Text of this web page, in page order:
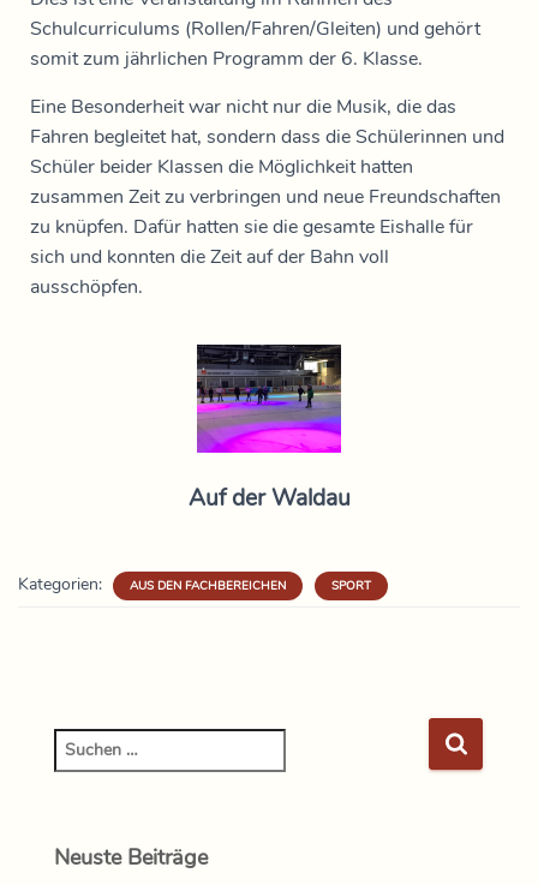
Schulcurriculums (Rollen/Fahren/Gleiten) und gehört
somit zum jährlichen Programm der 6. Klasse.
Eine Besonderheit war nicht nur die Musik, die das
Fahren begleitet hat, sondern dass die Schülerinnen und
Schüler beider Klassen die Möglichkeit hatten
zusammen Zeit zu verbringen und neue Freundschaften
zu knüpfen. Dafür hatten sie die gesamte Eishalle für
sich und konnten die Zeit auf der Bahn voll
ausschöpfen.
Auf der Waldau
Kategorien: AUS DEN FACHBEREICHEN SPORT
Neuste Beiträge